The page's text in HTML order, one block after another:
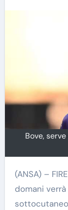
Bove,
(ANSA) –
domani